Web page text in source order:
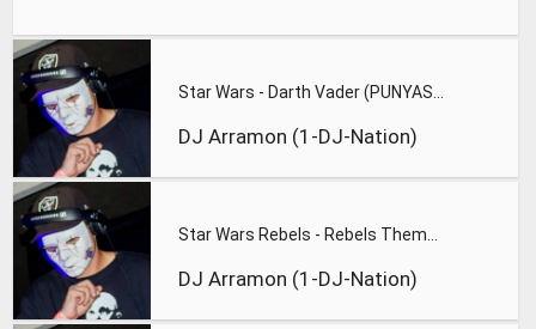
DJ Arramon (1-DJ-Nation)
DJ Arramon (1-DJ-Nation)